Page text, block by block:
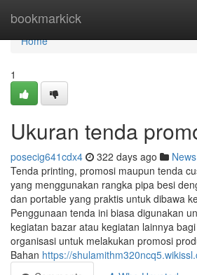
bookmarkick
Home
Home
1
Ukuran tenda
posecig641cdx4 322 days ago News
Tenda printing, promosi maupun tenda
yang menggunakan rangka pipa besi
dan portable yang praktis untuk dibawa
Penggunaan tenda ini biasa digunakan
kegiatan bazar atau kegiatan lainnya
organisasi untuk melakukan promosi
Bahan https://